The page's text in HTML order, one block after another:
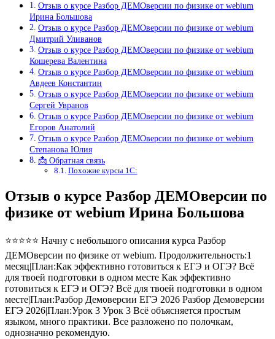
Отзыв о курсе Разбор ДЕМОверсии по физике от webium
Ирина Большова
Отзыв о курсе Разбор ДЕМОверсии по физике от webium
Дмитрий Уливанов
Отзыв о курсе Разбор ДЕМОверсии по физике от webium
Кошерева Валентина
Отзыв о курсе Разбор ДЕМОверсии по физике от webium
Авдеев Константин
Отзыв о курсе Разбор ДЕМОверсии по физике от webium
Сергей Увранов
Отзыв о курсе Разбор ДЕМОверсии по физике от webium
Егоров Анатолий
Отзыв о курсе Разбор ДЕМОверсии по физике от webium
Степанова Юлия
📩 Обратная связь
Похожие курсы 1С:
Отзыв о курсе Разбор ДЕМОверсии по
физике от webium Ирина Большова
⭐⭐⭐⭐⭐ Начну с небольшого описания курса Разбор
ДЕМОверсии по физике от webium. Продолжительность:1
месяц|План:Как эффективно готовиться к ЕГЭ и ОГЭ? Всё
для твоей подготовки в одном месте Как эффективно
готовиться к ЕГЭ и ОГЭ? Всё для твоей подготовки в одном
месте|План:Разбор Демоверсии ЕГЭ 2026 Разбор Демоверсии
ЕГЭ 2026|План:Урок 3 Урок 3 Всё объясняется простым
языком, много практики. Все разложено по полочкам,
однозначно рекомендую.